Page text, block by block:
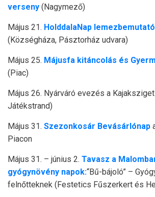
verseny (Nagymező)
Május 21. HolddalaNap
(Községháza, Pásztorház udvara)
Május 25. Májusfa kitáncolás és
(Piac)
Május 26. Nyárváró evezés a
Játékstrand)
Május 31. Szezonkosár Bevásárlónap
Piacon
Május 31. – június 2. Tavasz a
gyógynövény napok:“Bű-bájoló” –
felnőtteknek (Festetics Fűszerkert és